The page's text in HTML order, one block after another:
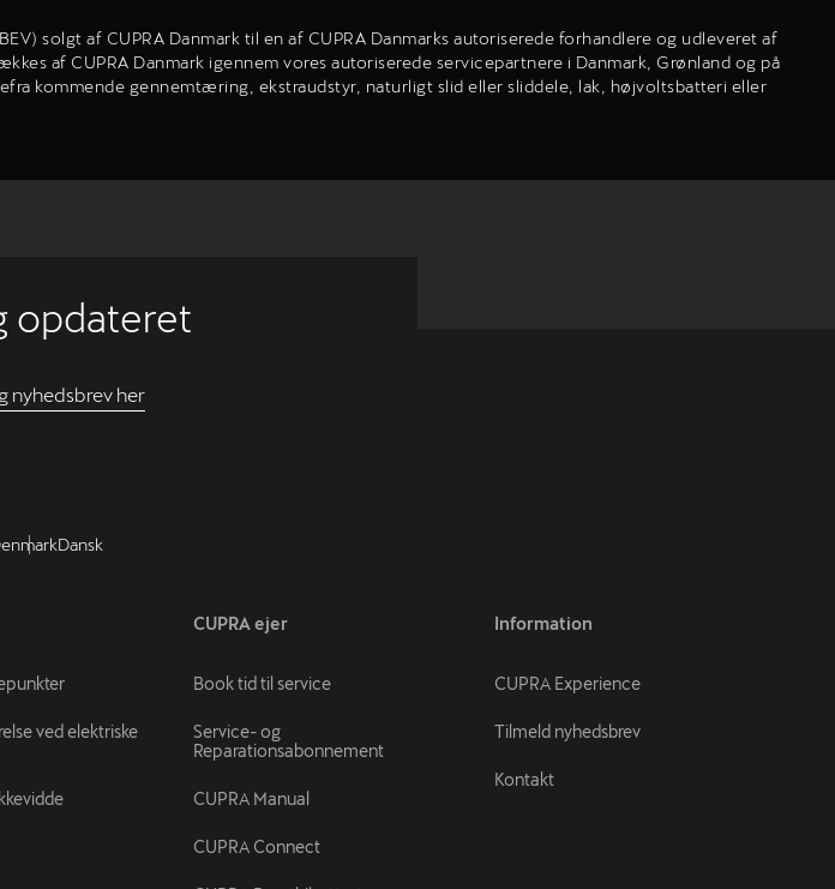
solgt af CUPRA Danmark til en af CUPRA Danmarks autoriserede forhandlere og udleveret af
af CUPRA Danmark igennem vores autoriserede servicepartnere i Danmark, Grønland og på
kommende gennemtæring, ekstraudstyr, naturligt slid eller sliddele, lak, højvoltsbatteri eller
opdateret
nyhedsbrev her
Dansk
ved elektriske
CUPRA ejer
Book tid til service
Service- og
Reparationsabonnement
CUPRA Manual
CUPRA Connect
Information
CUPRA Experience
Tilmeld nyhedsbrev
Kontakt